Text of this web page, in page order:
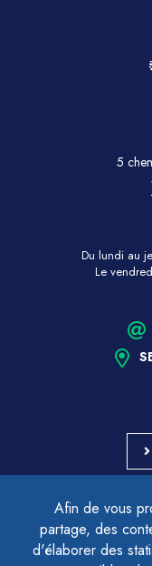
Afin de vous
partage, des
d'élaborer des
5
Du lundi au
Le